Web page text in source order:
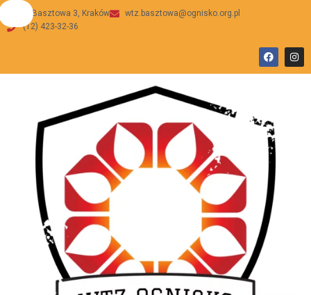
ul Basztowa 3, Kraków
wtz.basztowa@ognisko.org.pl
(12) 423-32-36